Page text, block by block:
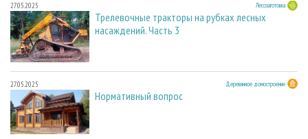
27.05.2025 Лесозаготовка
Трелевочные тракторы на рубках лесных
насаждений. Часть 3
27.05.2025 Деревянное домостроение
Нормативный вопрос